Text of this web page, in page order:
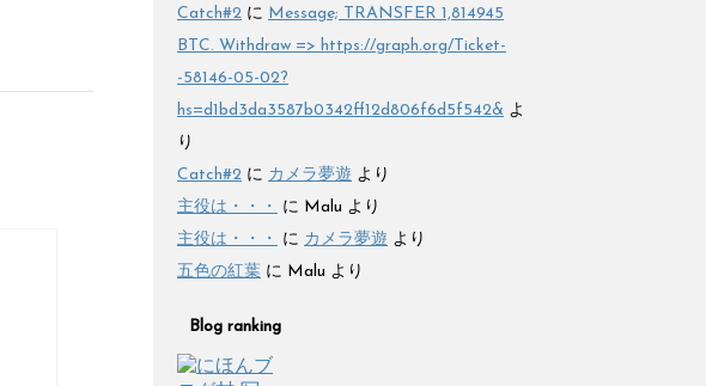
Catch#2 に Message; TRANSFER 1,814945
BTC. Withdraw => https://graph.org/Ticket-
-58146-05-02?
hs=d1bd3da3587b0342ff12d806f6d5f542& よ
り
Catch#2 に カメラ夢遊 より
主役は・・・
に Malu より
主役は・・・
に カメラ夢遊 より
五色の紅葉 に Malu より
Blog ranking